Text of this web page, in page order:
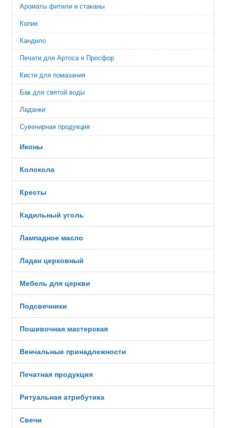
Ароматы фитили и стаканы
Копие
Кандило
Печати для Артоса и Просфор
Кисти для помазания
Бак для святой воды
Ладанки
Сувенирная продукция
Иконы
Колокола
Кресты
Кадильный уголь
Лампадное масло
Ладан церковный
Мебель для церкви
Подсвечники
Пошивочная мастерская
Венчальные принадлежности
Печатная продукция
Ритуальная атрибутика
Свечи